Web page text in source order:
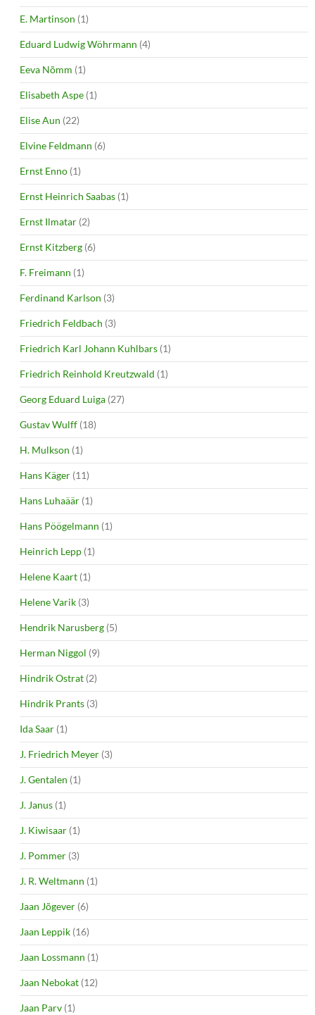
E. Martinson (1)
Eduard Ludwig Wöhrmann (4)
Eeva Nõmm (1)
Elisabeth Aspe (1)
Elise Aun (22)
Elvine Feldmann (6)
Ernst Enno (1)
Ernst Heinrich Saabas (1)
Ernst Ilmatar (2)
Ernst Kitzberg (6)
F. Freimann (1)
Ferdinand Karlson (3)
Friedrich Feldbach (3)
Friedrich Karl Johann Kuhlbars (1)
Friedrich Reinhold Kreutzwald (1)
Georg Eduard Luiga (27)
Gustav Wulff (18)
H. Mulkson (1)
Hans Käger (11)
Hans Luhaäär (1)
Hans Pöögelmann (1)
Heinrich Lepp (1)
Helene Kaart (1)
Helene Varik (3)
Hendrik Narusberg (5)
Herman Niggol (9)
Hindrik Ostrat (2)
Hindrik Prants (3)
Ida Saar (1)
J. Friedrich Meyer (3)
J. Gentalen (1)
J. Janus (1)
J. Kiwisaar (1)
J. Pommer (3)
J. R. Weltmann (1)
Jaan Jõgever (6)
Jaan Leppik (16)
Jaan Lossmann (1)
Jaan Nebokat (12)
Jaan Parv (1)